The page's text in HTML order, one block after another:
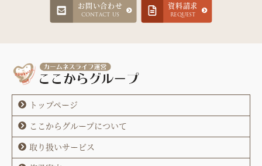
お問い合わせ
CONTACT US
資料請求
REQUEST
トップページ
ここからグループについて
取り扱いサービス